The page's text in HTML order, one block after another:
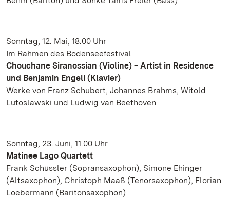
Sonntag, 12. Mai, 18.00 Uhr
Im Rahmen des Bodenseefestival
Chouchane Siranossian (Violine) – Artist in Residence
und Benjamin Engeli (Klavier)
Werke von Franz Schubert, Johannes Brahms, Witold
Lutoslawski und Ludwig van Beethoven
Sonntag, 23. Juni, 11.00 Uhr
Matinee Lago Quartett
Frank Schüssler (Sopransaxophon), Simone Ehinger
(Altsaxophon), Christoph Maaß (Tenorsaxophon), Florian
Loebermann (Baritonsaxophon)